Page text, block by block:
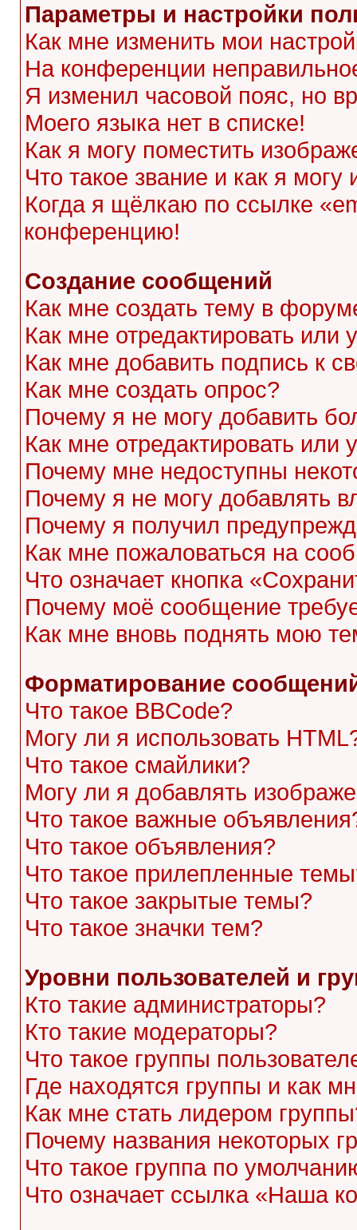
Параметры и настройки
Как мне изменить мои
На конференции
Я изменил часовой пояс, но
Моего языка нет в списке!
Как я могу поместить
Что такое звание и как я могу
Когда я щёлкаю по ссылке
конференцию!
Создание сообщений
Как мне создать тему в
Как мне отредактировать или
Как мне добавить подпись к
Как мне создать опрос?
Почему я не могу добавить
Как мне отредактировать или
Почему мне недоступны
Почему я не могу добавлять
Почему я получил
Как мне пожаловаться на
Что означает кнопка
Почему моё сообщение
Как мне вновь поднять мою
Форматирование
Что такое BBCode?
Могу ли я использовать
Что такое смайлики?
Могу ли я добавлять
Что такое важные
Что такое объявления?
Что такое прилепленные
Что такое закрытые темы?
Что такое значки тем?
Уровни пользователей и
Кто такие администраторы?
Кто такие модераторы?
Что такое группы
Где находятся группы и как
Как мне стать лидером
Почему названия некоторых
Что такое группа по
Что означает ссылка «Наша